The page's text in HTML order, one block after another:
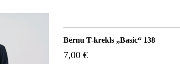
Bērnu T-krekls „Basic“ 138
7,00 €